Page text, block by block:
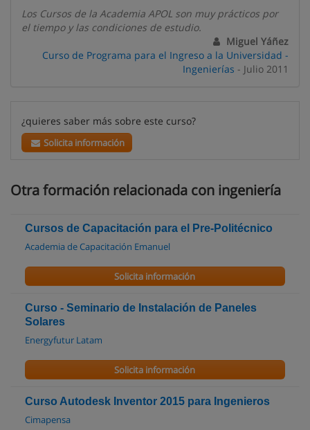
Los Cursos de la Academia APOL son muy prácticos por
el tiempo y las condiciones de estudio.
Miguel Yáñez
Curso de Programa para el Ingreso a la Universidad -
Ingenierías - Julio 2011
¿quieres saber más sobre este curso?
Solicita información
Otra formación relacionada con ingeniería
Cursos de Capacitación para el Pre-Politécnico
Academia de Capacitación Emanuel
Solicita información
Curso - Seminario de Instalación de Paneles
Solares
Energyfutur Latam
Solicita información
Curso Autodesk Inventor 2015 para Ingenieros
Cimapensa